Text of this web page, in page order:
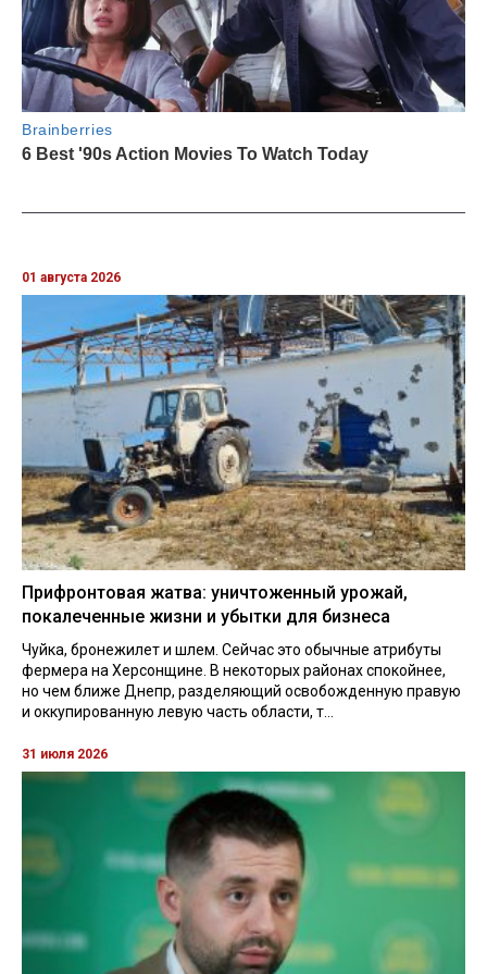
01 августа 2026
Прифронтовая жатва: уничтоженный урожай,
покалеченные жизни и убытки для бизнеса
Чуйка, бронежилет и шлем. Сейчас это обычные атрибуты
фермера на Херсонщине. В некоторых районах спокойнее,
но чем ближе Днепр, разделяющий освобожденную правую
и оккупированную левую часть области, т...
31 июля 2026